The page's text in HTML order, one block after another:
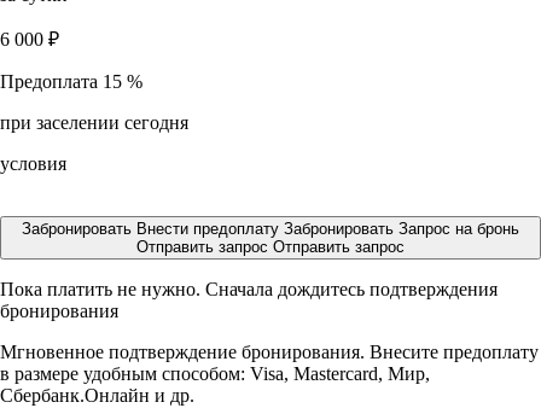
6 000 ₽
Предоплата 15 %
при заселении сегодня
условия
Забронировать Внести предоплату Забронировать Запрос на бронь
Отправить запрос Отправить запрос
Пока платить не нужно. Сначала дождитесь подтверждения
бронирования
Мгновенное подтверждение бронирования. Внесите предоплату
в размере удобным способом: Visa, Mastercard, Мир,
Сбербанк.Онлайн и др.